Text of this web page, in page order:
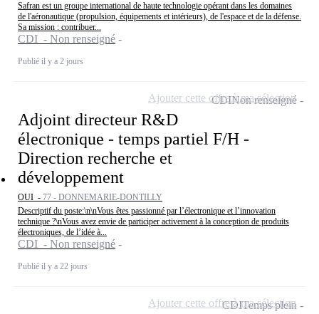
Safran est un groupe international de haute technologie opérant dans les domaines
de l'aéronautique (propulsion, équipements et intérieurs), de l'espace et de la défense.
Sa mission : contribuer...
CDI - Non renseigné
Publié il y a 2 jours
Adjoint directeur R&D
électronique - temps partiel F/H -
Direction recherche et
développement
OUI - 77 - DONNEMARIE-DONTILLY
Descriptif du poste:\n\nVous êtes passionné par l’électronique et l’innovation
technique ?\nVous avez envie de participer activement à la conception de produits
électroniques, de l’idée à...
CDI - Non renseigné
Publié il y a 22 jours
CDINon renseigné
Ajouter cette offre à ma sélection
CDITemps plein
Ajouter cette offre à ma sélection